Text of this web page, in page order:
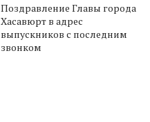
Поздравление Главы города
Хасавюрт в адрес
выпускников с последним
звонком